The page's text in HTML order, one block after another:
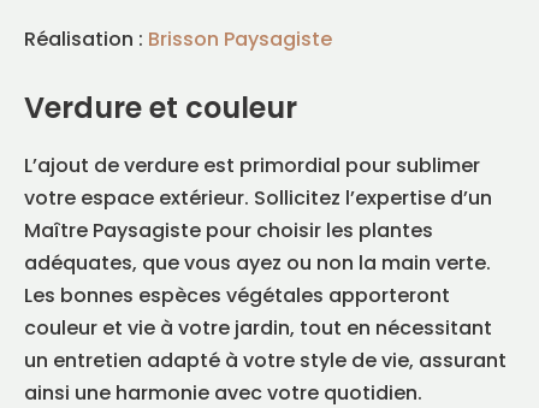
Trouver un maître paysagiste
Réalisation : Brisson Paysagiste
Verdure et couleur
L’ajout de verdure est primordial pour sublimer
votre espace extérieur. Sollicitez l’expertise d’un
Maître Paysagiste pour choisir les plantes
adéquates, que vous ayez ou non la main verte.
Les bonnes espèces végétales apporteront
couleur et vie à votre jardin, tout en nécessitant
un entretien adapté à votre style de vie, assurant
ainsi une harmonie avec votre quotidien.